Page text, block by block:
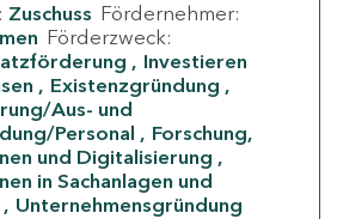
Zuschuss Fördernehmer:
Förderzweck:
Investieren
Existenzgründung
Aus- und
Personal
Forschung,
und Digitalisierung
in Sachanlagen und
Unternehmensgründung